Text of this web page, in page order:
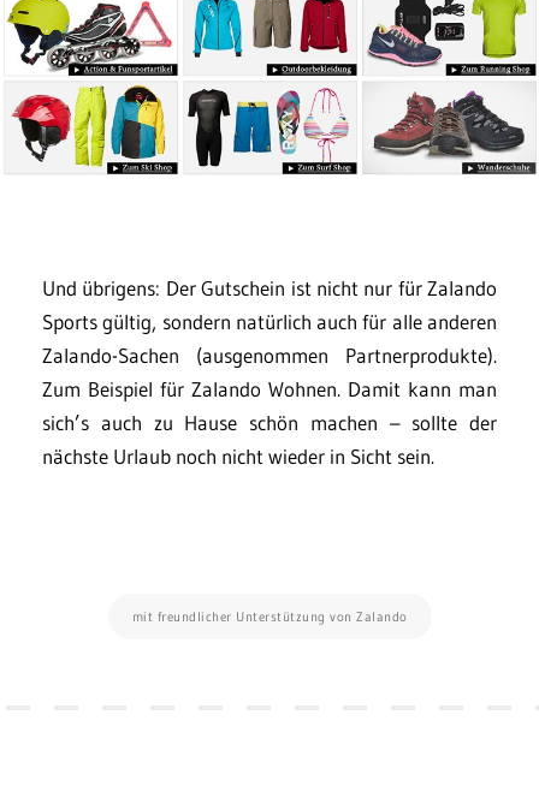
Und übrigens: Der Gutschein ist nicht nur für Zalando
Sports gültig, sondern natürlich auch für alle anderen
Zalando-Sachen (ausgenommen Partnerprodukte).
Zum Beispiel für Zalando Wohnen. Damit kann man
sich’s auch zu Hause schön machen – sollte der
nächste Urlaub noch nicht wieder in Sicht sein.
mit freundlicher Unterstützung von Zalando